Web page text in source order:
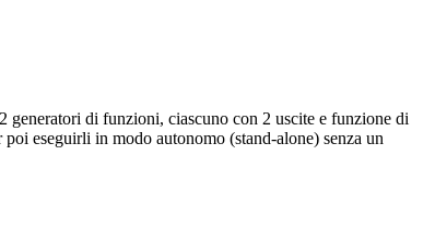
di funzioni, ciascuno con 2 uscite e funzione di
eseguirli in modo autonomo (stand-alone) senza un